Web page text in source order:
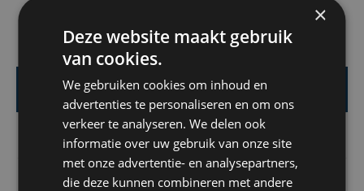
Meer producten en diensten…
Projecten
LED sportveldverlichting
×
Deze website maakt gebruik
van cookies.
We gebruiken cookies om inhoud en
advertenties te personaliseren en om ons
verkeer te analyseren. We delen ook
informatie over uw gebruik van onze site
met onze advertentie- en analysepartners,
die deze kunnen combineren met andere